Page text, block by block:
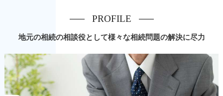
地元の相続の相談役として様々な相続問題の解決に尽力
PROFILE